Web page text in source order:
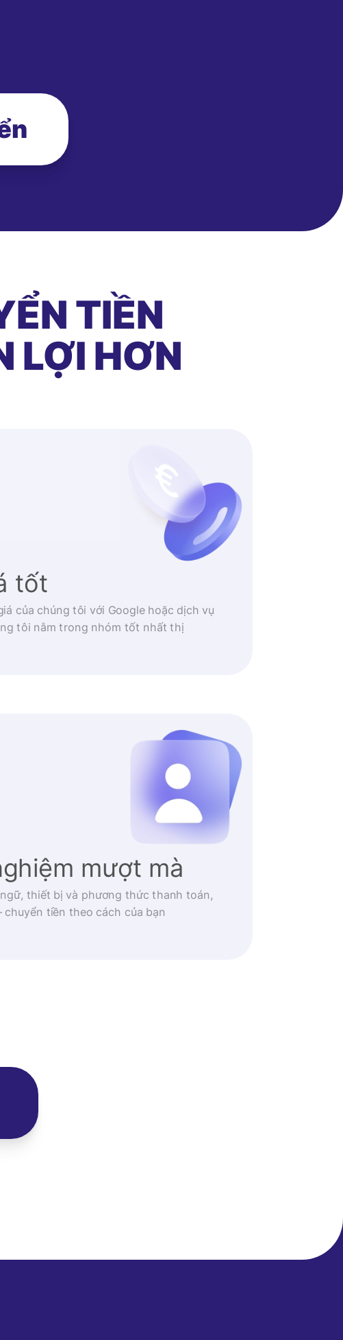
TIỀN
LỢI HƠN
tốt
của chúng tôi với Google hoặc dịch vụ
tôi nằm trong nhóm tốt nhất thị
mượt mà
thiết bị và phương thức thanh toán,
tiền theo cách của bạn